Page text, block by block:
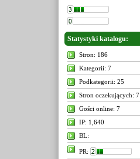
Statystyki katalogu:
Stron: 186
Kategorii: 7
Podkategorii: 25
Stron oczekujących: 7
Gości online: 7
IP: 1,640
BL:
PR: